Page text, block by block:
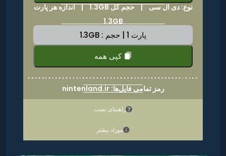
راهنمای نصب
موراد بیشتر
نوع: دی ال سی | حجم کل 1.3GB | اندازه هر پارت
1.3GB
پارت 1 | حجم : 1.3GB
کپی همه
رمز تمامی فایل‌ها: nintenland.ir